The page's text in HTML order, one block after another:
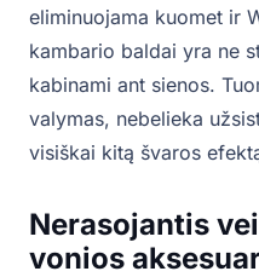
eliminuojama kuomet ir
kambario baldai yra ne
kabinami ant sienos.
valymas, nebelieka
visiškai kitą švaros
Nerasojantis
vonios